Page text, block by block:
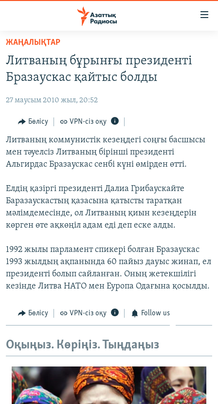
Skip
main
content
Skip
to
Navigation
Skip
to
Search
AZATTYQTV
ҚАҢТАР ОҚИҒАСЫ
АДАМ ҚҰҚЫҚТАРЫ
ӘЛЕУМЕТ
ӘЛЕМ
Русский
ЖАЗЫЛЫҢЫЗ
Басқа тілдерде
ЖАҢАЛЫҚТАР
Литваның бұрынғы президенті
Бразаускас қайтыс болды
27 маусым 2010 жыл, 20:52
Бөлісу VPN-сіз оқу
Литваның коммунистік кезеңдегі соңғы басшысы
мен тәуелсіз Литваның бірінші президенті
Альгирдас Бразаускас сенбі күні өмірден өтті.
Елдің қазіргі президенті Далиа Грибаускайте
Баразаускастың қазасына қатысты таратқан
мәлімдемесінде, ол Литваның қиын кезеңдерін
көрген өте ақкөңіл адам еді деп еске алды.
1992 жылы парламент спикері болған Бразаускас
1993 жылдың ақпанында 60 пайыз дауыс жинап, ел
президенті болып сайланған. Оның жетекшілігі
кезінде Литва НАТО мен Еуропа Одағына қосылды.
Бөлісу VPN-сіз оқу Follow us
Оқыңыз. Көріңіз. Тыңдаңыз